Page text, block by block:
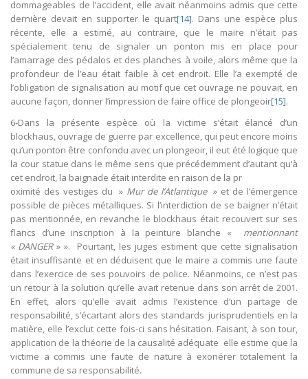
dommageables de l’accident, elle avait néanmoins admis que cette
dernière devait en supporter le quart[14]. Dans une espèce plus
récente, elle a estimé, au contraire, que le maire n’était pas
spécialement tenu de signaler un ponton mis en place pour
l’amarrage des pédalos et des planches à voile, alors même que la
profondeur de l’eau était faible à cet endroit. Elle l’a exempté de
l’obligation de signalisation au motif que cet ouvrage ne pouvait, en
aucune façon, donner l’impression de faire office de plongeoir[15].
6-Dans la présente espèce où la victime s’était élancé d’un
blockhaus, ouvrage de guerre par excellence, qui peut encore moins
qu’un ponton être confondu avec un plongeoir, il eut été logique que
la cour statue dans le même sens que précédemment d’autant qu’à
cet endroit, la baignade était interdite en raison de la pr
oximité des vestiges du » Mur de l’Atlantique» et de l’émergence
possible de pièces métalliques. Si l’interdiction de se baigner n’était
pas mentionnée, en revanche le blockhaus était recouvert sur ses
flancs d’une inscription à la peinture blanche «
mentionnant
« DANGER» ». Pourtant, les juges estiment que cette signalisation
était insuffisante et en déduisent que le maire a commis une faute
dans l’exercice de ses pouvoirs de police. Néanmoins, ce n’est pas
un retour à la solution qu’elle avait retenue dans son arrêt de 2001.
En effet, alors qu’elle avait admis l’existence d’un partage de
responsabilité, s’écartant alors des standards jurisprudentiels en la
matière, elle l’exclut cette fois-ci sans hésitation. Faisant, à son tour,
application de la théorie de la causalité adéquate elle estime que la
victime a commis une faute de nature à exonérer totalement la
commune de sa responsabilité.